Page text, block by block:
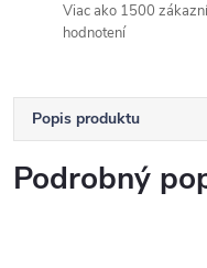
Viac ako 1500
hodnotení
Popis produktu
Podrobný